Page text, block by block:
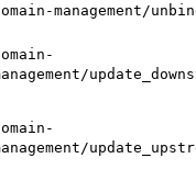
management/